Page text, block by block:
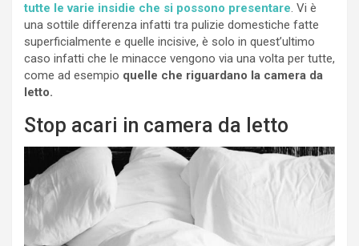
tutte le varie insidie che si possono presentare. Vi è
una sottile differenza infatti tra pulizie domestiche fatte
superficialmente e quelle incisive, è solo in quest’ultimo
caso infatti che le minacce vengono via una volta per tutte,
come ad esempio quelle che riguardano la camera da
letto.
Stop acari in camera da letto